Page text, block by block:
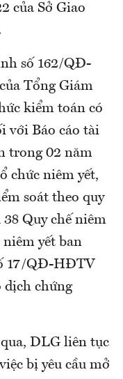
của Sở Giao
số 162/QĐ-
Tổng Giám
kiểm toán có
với Báo cáo tài
trong 02 năm
chức niêm yết,
soát theo quy
Quy chế niêm
yết ban
17/QĐ-HĐTV
dịch chứng
DLG liên tục
bị yêu cầu mở